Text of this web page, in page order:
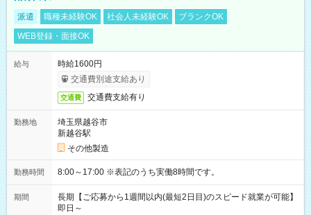
派遣 職種未経験OK 社会人未経験OK
ブランクOK
WEB登録・面接OK
給与
時給1600円
交通費別途支給あり
交通費 交通費支給有り
勤務地
埼玉県越谷市
新越谷駅
その他製造
勤務時間 8:00～17:00 ※表記のうち実働8時間です。
期間
長期【ご応募から1週間以内(最短2日目)のスピード就業が可能】
即日～